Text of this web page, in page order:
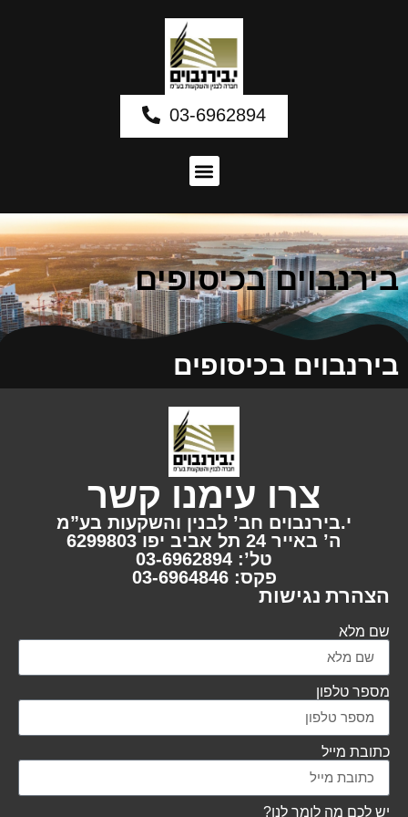
03-6962894
בירנבוים בכיסופים
בירנבוים בכיסופים
צרו עימנו קשר
י.בירנבוים חב’ לבנין והשקעות בע”מ
ה’ באייר 24 תל אביב יפו 6299803
טל’: 03-6962894
פקס: 03-6964846
הצהרת נגישות
שם מלא
מספר טלפון
כתובת מייל
יש לכם מה לומר לנו?